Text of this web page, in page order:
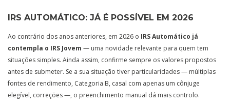
IRS AUTOMÁTICO: JÁ É POSSÍVEL EM 2026
Ao contrário dos anos anteriores, em 2026 o IRS Automático já
contempla o IRS Jovem — uma novidade relevante para quem tem
situações simples. Ainda assim, confirme sempre os valores propostos
antes de submeter. Se a sua situação tiver particularidades — múltiplas
fontes de rendimento, Categoria B, casal com apenas um cônjuge
elegível, correções —, o preenchimento manual dá mais controlo.